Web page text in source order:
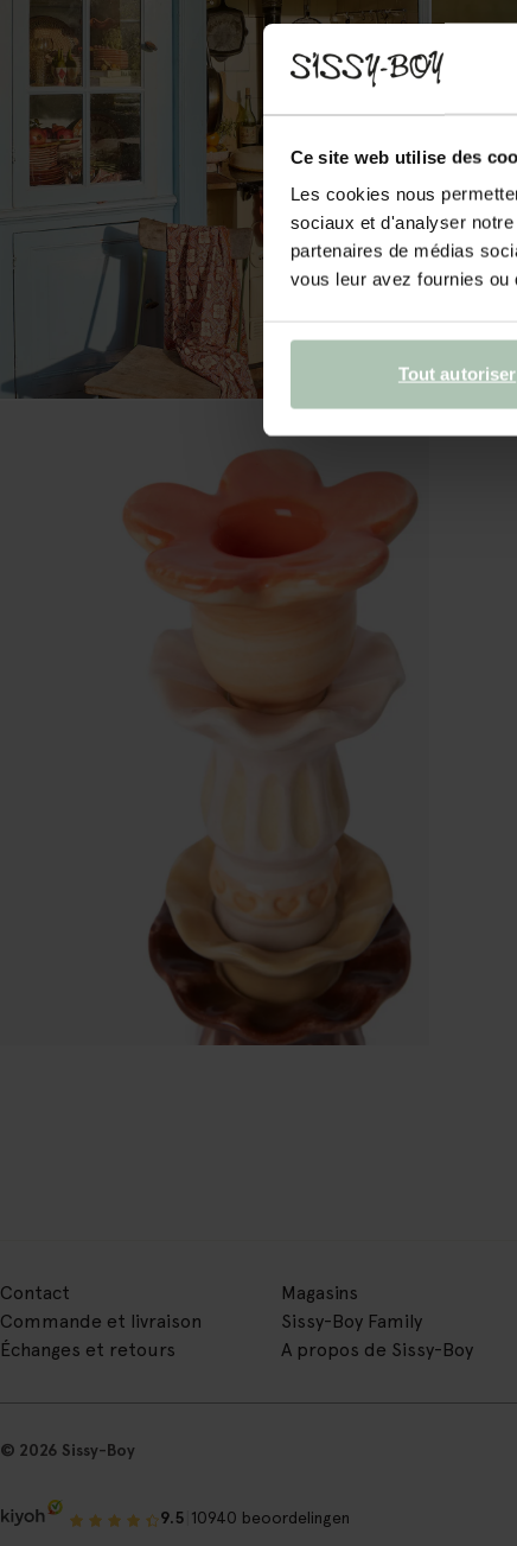
Ce site web utilise des
Les cookies nous
sociaux et d'analyser
partenaires de médias
vous leur avez fournies
Tout autoriser
Contact
Commande et livraison
Échanges et retours
Magasins
Sissy-Boy Family
A propos de Sissy-Boy
© 2026 Sissy-Boy
9.5 10940 beoordelingen